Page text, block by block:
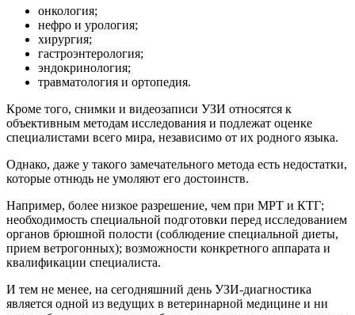
онкология;
нефро и урология;
хирургия;
гастроэнтерология;
эндокринология;
травматология и ортопедия.
Кроме того, снимки и видеозаписи УЗИ относятся к
объективным методам исследования и подлежат оценке
специалистами всего мира, независимо от их родного языка.
Однако, даже у такого замечательного метода есть недостатки,
которые отнюдь не умоляют его достоинств.
Например, более низкое разрешение, чем при МРТ и КТГ;
необходимость специальной подготовки перед исследованием
органов брюшной полости (соблюдение специальной диеты,
прием ветрогонных); возможности конкретного аппарата и
квалификации специалиста.
И тем не менее, на сегодняшний день УЗИ-диагностика
является одной из ведущих в ветеринарной медицине и ни